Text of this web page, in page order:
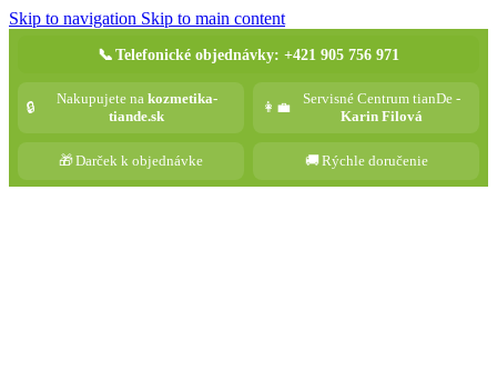
Skip to navigation Skip to main content
📞 Telefonické objednávky: +421 905 756 971
🔒
Nakupujete na kozmetika-
tiande.sk
👩‍💼
Servisné Centrum tianDe -
Karin Filová
🎁Darček k objednávke 🚚Rýchle doručenie